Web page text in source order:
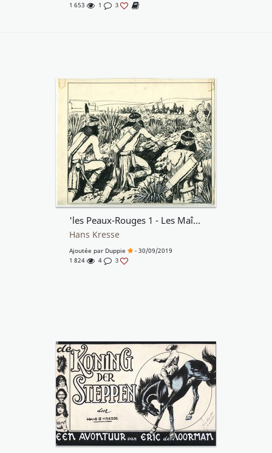
1 653
1 3
'les Peaux-Rouges 1 - Les Maîtres du Tonnerre '
Hans Kresse
Ajoutée par Duppie
- 30/09/2019
1 824
4 3